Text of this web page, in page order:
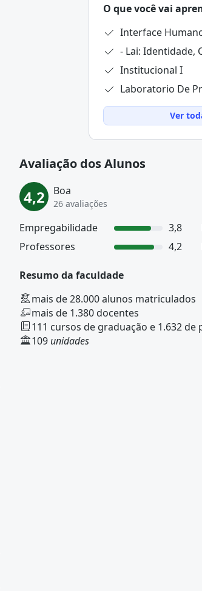
criação de
O que você vai
Interface
Institucional I
Laboratorio De
Ver
Avaliação dos Alunos
4,2 Boa
26 avaliações
Empregabilidade 3,8
Professores
4,2
Resumo da faculdade
mais de 28.000 alunos matriculados
mais de 1.380 docentes
111 cursos de graduação e 1.632 de
109 unidades